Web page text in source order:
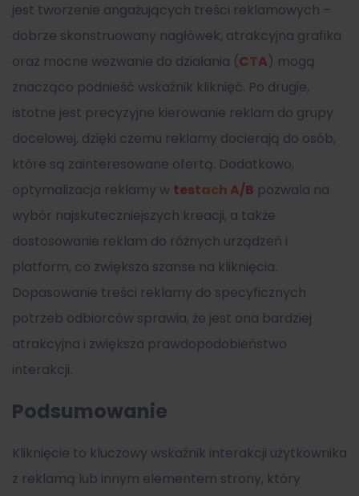
jest tworzenie angażujących treści reklamowych –
dobrze skonstruowany nagłówek, atrakcyjna grafika
oraz mocne wezwanie do działania (CTA) mogą
znacząco podnieść wskaźnik kliknięć. Po drugie,
istotne jest precyzyjne kierowanie reklam do grupy
docelowej, dzięki czemu reklamy docierają do osób,
które są zainteresowane ofertą. Dodatkowo,
optymalizacja reklamy w testach A/B pozwala na
wybór najskuteczniejszych kreacji, a także
dostosowanie reklam do różnych urządzeń i
platform, co zwiększa szanse na kliknięcia.
Dopasowanie treści reklamy do specyficznych
potrzeb odbiorców sprawia, że jest ona bardziej
atrakcyjna i zwiększa prawdopodobieństwo
interakcji.
Podsumowanie
Kliknięcie to kluczowy wskaźnik interakcji użytkownika
z reklamą lub innym elementem strony, który